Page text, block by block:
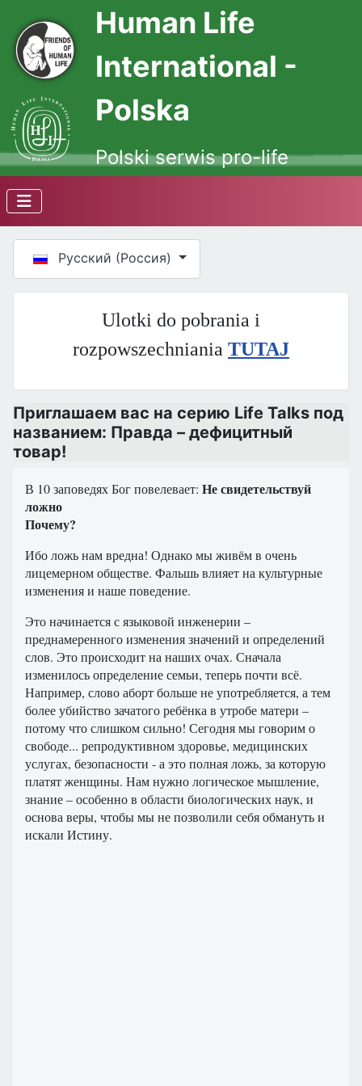
Human Life
International -
Polska
Polski serwis pro-life
Русский (Россия)
Ulotki do pobrania i
rozpowszechniania TUTAJ
Приглашаем вас на серию Life Talks под
названием: Правда – дефицитный
товар!
В 10 заповедях Бог повелевает: Не свидетельствуй
ложно
Почему?
Ибо ложь нам вредна! Однако мы живём в очень
лицемерном обществе. Фальшь влияет на культурные
изменения и наше поведение.
Это начинается с языковой инженерии –
преднамеренного изменения значений и определений
слов. Это происходит на наших очах. Сначала
изменилось определение семьи, теперь почти всё.
Например, слово аборт больше не употребляется, а тем
более убийство зачатого ребёнка в утробе матери –
потому что слишком сильно! Сегодня мы говорим о
свободе... репродуктивном здоровье, медицинских
услугах, безопасности - а это полная ложь, за которую
платят женщины. Нам нужно логическое мышление,
знание – особенно в области биологических наук, и
основа веры, чтобы мы не позволили себя обмануть и
искали Истину.